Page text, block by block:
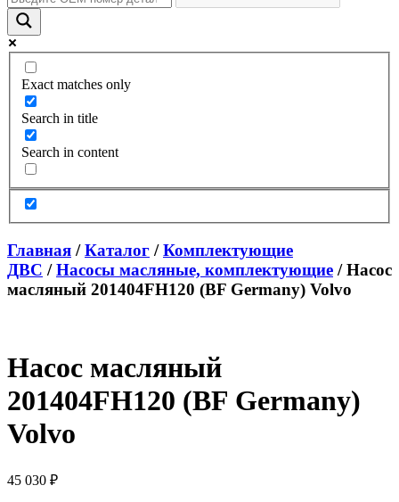
Exact matches only
Search in title
Search in content
Главная /Каталог /Комплектующие
ДВС /Насосы масляные, комплектующие / Насос
масляный 201404FH120 (BF Germany) Volvo
Насос масляный
201404FH120 (BF Germany)
Volvo
45 030 ₽